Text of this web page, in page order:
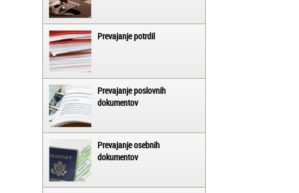
Prevajanje potrdil
Prevajanje poslovnih
dokumentov
Prevajanje osebnih
dokumentov